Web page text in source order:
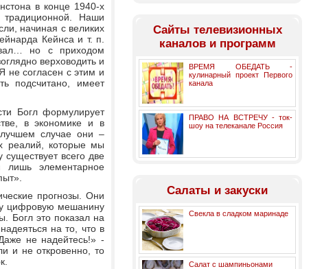
в конце 1940-х
Наши
начиная с великих
Кейнса и т. п.
но с приходом
верховодить и
не согласен с этим и
подсчитано, имеет
Богл формулирует
в экономике и в
случае они –
реалий, которые мы
всего две
лишь элементарное
прогнозы. Они
цифровую мешанину
Богл это показал на
на то, что в
не надейтесь!» -
и не откровенно, то
Cайты телевизионных
каналов и программ
ВРЕМЯ ОБЕДАТЬ -
кулинарный проект Первого
канала
ПРАВО НА ВСТРЕЧУ - ток-
шоу на телеканале Россия
Салаты и закуски
Свекла в сладком маринаде
Салат с шампиньонами